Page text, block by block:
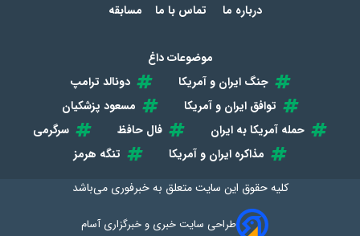
درباره ما تماس با ما مسابقه
موضوعات داغ
جنگ ایران و آمریکا
دونالد ترامپ
توافق ایران و آمریکا
مسعود پزشکیان
حمله آمریکا به ایران
فال حافظ
سرگرمی
مذاکره ایران و آمریکا
تنگه هرمز
کلیه حقوق این سایت متعلق بهخبرفوری می‌باشد
طراحی سایت خبری و خبرگزاری آسام